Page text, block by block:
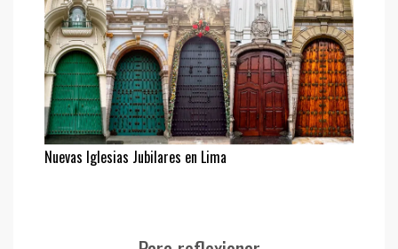
Nuevas Iglesias Jubilares en Lima